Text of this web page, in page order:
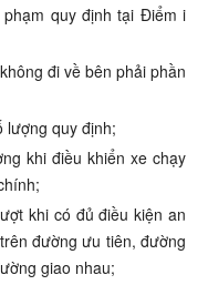
quy định tại Điểm i
đi về bên phải phần
lượng quy định;
khi điều khiển xe chạy
khi có đủ điều kiện an
đường ưu tiên, đường
giao nhau;